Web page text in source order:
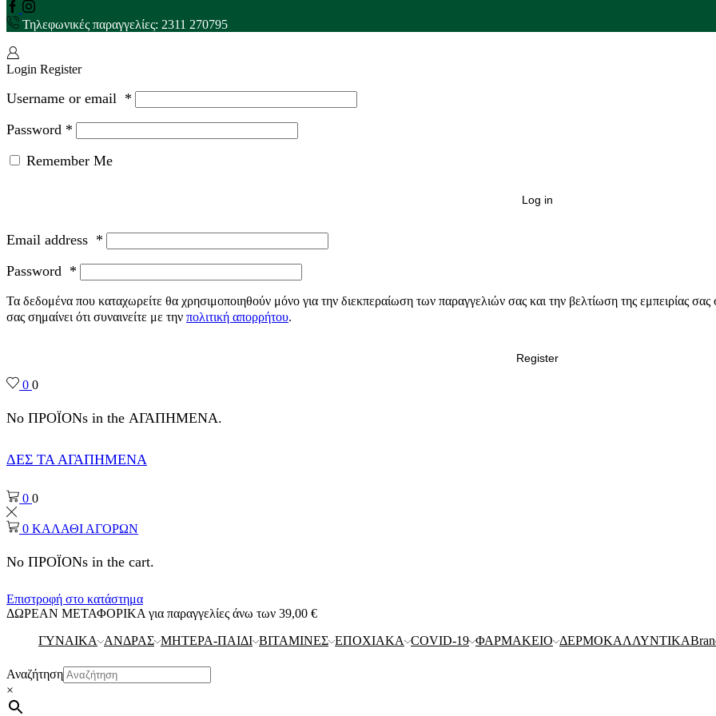
Facebook
Instagram
Τηλεφωνικές παραγγελίες: 2311 270795
Login Register
Username or email *
Password *
Remember Me
Log in
Email address *
Password *
Τα δεδομένα που καταχωρείτε θα χρησιμοποιηθούν μόνο για την διεκπεραίωση των παραγγελιών σας και την βελτίωση της εμπειρίας
σας σημαίνει ότι συναινείτε με την πολιτική απορρήτου.
Register
0 0
No ΠΡΟΪΟΝs in the ΑΓΑΠΗΜΕΝΑ.
ΔΕΣ ΤΑ ΑΓΑΠΗΜΕΝΑ
0 0
0 ΚΑΛΑΘΙ ΑΓΟΡΩΝ
No ΠΡΟΪΟΝs in the cart.
Επιστροφή στο κατάστημα
ΔΩΡΕΑΝ ΜΕΤΑΦΟΡΙΚΑ για παραγγελίες άνω των 39,00 €
ΓΥΝΑΙΚΑ
ΑΝΔΡΑΣ ΜΗΤΕΡΑ-ΠΑΙΔΙ ΒΙΤΑΜΙΝΕΣ ΕΠΟΧΙΑΚΑ COVID-19 ΦΑΡΜΑΚΕΙΟ ΔΕΡΜΟΚΑΛΛΥΝΤΙΚΑ
Αναζήτηση
×